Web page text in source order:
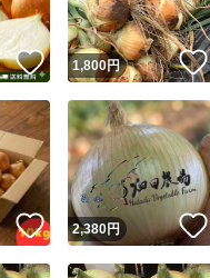
このユーザーは設定し
いいね！
1,800円
いいね！
2,380円